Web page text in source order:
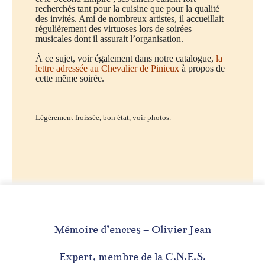
recherchés tant pour la cuisine que pour la qualité
des invités. Ami de nombreux artistes, il accueillait
régulièrement des virtuoses lors de soirées
musicales dont il assurait l’organisation.
À ce sujet, voir également dans notre catalogue, la
lettre adressée au Chevalier de Pinieux à propos de
cette même soirée.
Légèrement froissée, bon état, voir photos.
Mémoire d’encres – Olivier Jean
Expert, membre de la C.N.E.S.